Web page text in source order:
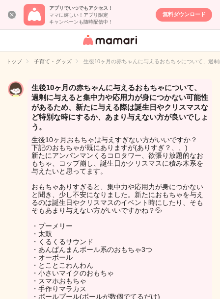
アプリでいつでもアクセス！
ママに嬉しい！アプリ限定
キャンペーンも随時配信中！
無料ダウンロード
女性専用匿名QA
イト
トップ 子育て・グッズ 生後10ヶ月の赤ちゃんに与えるおもちゃについて、過
生後10ヶ月の赤ちゃんに与えるおもちゃについて、
過剰に与えると集中力や応用力が身につかない可能性
があるため、新たに与える際は誕生日やクリスマスな
ど特別な時にするか、あまり与えない方が良いでしょ
う。
生後10ヶ月おもちゃは与えすぎない方がいいですか？
下記のおもちゃが既にありますが(ありすぎ？、、)
新たにアンパンマンくるコロタワー、欲張り放題的なお
もちゃ、コップ崩し、誕生日かクリスマスに積み木系を
与えたいと思ってます。
おもちゃありすぎると、集中力や応用力が身につかない
と聞き、少し不安になりました。新たにおもちゃを与え
るのは誕生日やクリスマスのイベント時にしたり、そも
そもあまり与えない方がいいですかね？💦
・プーメリー
・太鼓
・くるくるサウンド
・あんぱんまんボール系のおもちゃ3つ
・オーボール
・とことこわんわん
・小さいマイクのおもちゃ
・スマホおもちゃ
・手作りマラカス
・ボールプール(ボールが数個でてるだけ)